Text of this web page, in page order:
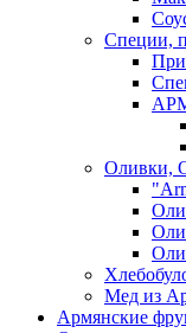
Специи,
Оливки,
Мед из
Армянские